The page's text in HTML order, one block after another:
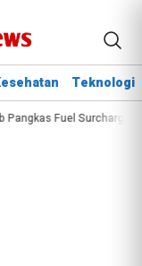
Teknologi
Fuel Surcharge Tiket